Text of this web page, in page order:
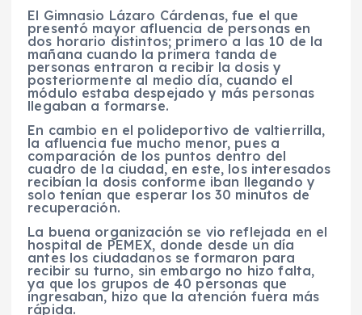
El Gimnasio Lázaro Cárdenas, fue el que
presentó mayor afluencia de personas en
dos horario distintos; primero a las 10 de la
mañana cuando la primera tanda de
personas entraron a recibir la dosis y
posteriormente al medio día, cuando el
módulo estaba despejado y más personas
llegaban a formarse.
En cambio en el polideportivo de valtierrilla,
la afluencia fue mucho menor, pues a
comparación de los puntos dentro del
cuadro de la ciudad, en este, los interesados
recibían la dosis conforme iban llegando y
solo tenían que esperar los 30 minutos de
recuperación.
La buena organización se vio reflejada en el
hospital de PEMEX, donde desde un día
antes los ciudadanos se formaron para
recibir su turno, sin embargo no hizo falta,
ya que los grupos de 40 personas que
ingresaban, hizo que la atención fuera más
rápida.